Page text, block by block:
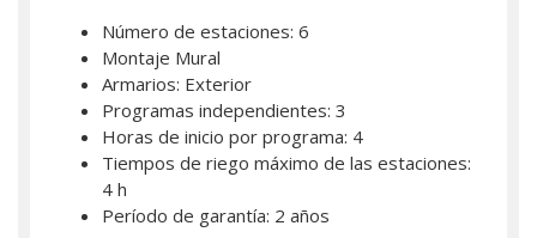
Número de estaciones: 6
Montaje Mural
Armarios: Exterior
Programas independientes: 3
Horas de inicio por programa: 4
Tiempos de riego máximo de las estaciones:
4 h
Período de garantía: 2 años